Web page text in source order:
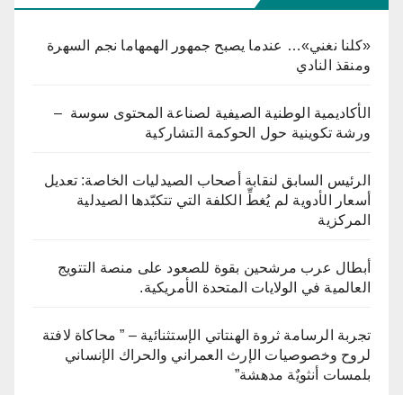
«كلنا نغني»… عندما يصبح جمهور الهمهاما نجم السهرة
ومنقذ النادي
الأكاديمية الوطنية الصيفية لصناعة المحتوى سوسة –
ورشة تكوينية حول الحوكمة التشاركية
الرئيس السابق لنقابة أصحاب الصيدليات الخاصة: تعديل
أسعار الأدوية لم يُغطِّ الكلفة التي تتكبّدها الصيدلية
المركزية
أبطال عرب مرشحين بقوة للصعود على منصة التتويج
العالمية في الولايات المتحدة الأمريكية.
تجربة الرسامة ثروة الهنتاتي الإستثنائية – ” محاكاة لافتة
لروح وخصوصيات الإرث العمراني والحراك الإنساني
بلمسات أنثويٌة مدهشة”